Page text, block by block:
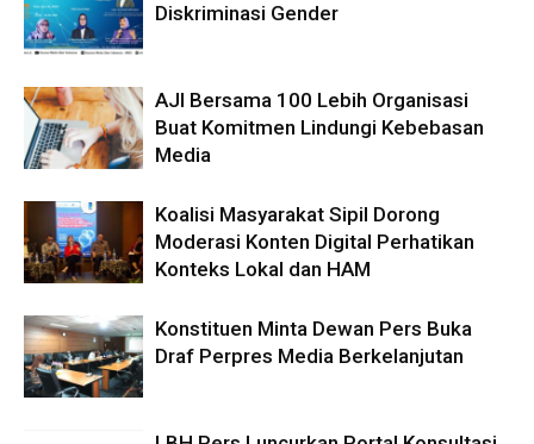
Diskriminasi Gender
AJI Bersama 100 Lebih Organisasi
Buat Komitmen Lindungi Kebebasan
Media
Koalisi Masyarakat Sipil Dorong
Moderasi Konten Digital Perhatikan
Konteks Lokal dan HAM
Konstituen Minta Dewan Pers Buka
Draf Perpres Media Berkelanjutan